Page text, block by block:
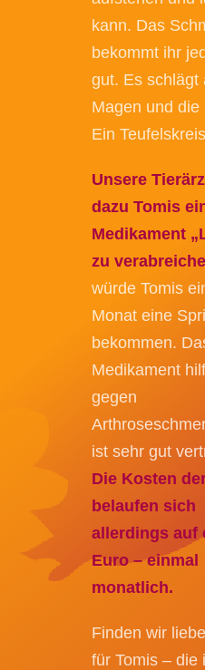
kann. Das
bekommt ihr
gut. Es schlägt
Magen und die
Ein
Unsere
dazu Tomis
Medikament
zu
würde Tomis
Monat eine
bekommen.
Medikament
gegen
ist sehr gut
Die Kosten
belaufen sich
allerdings auf
Euro – einmal
monatlich.
Finden wir
für Tomis – die